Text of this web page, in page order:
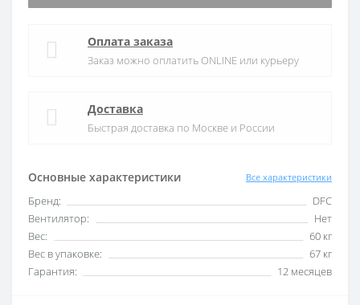
Основные характеристики Все характеристики
Бренд:
DFC
Вентилятор:
Нет
Вес:
60 кг
Вес в упаковке:
67 кг
Гарантия:
12 месяцев
Оплата заказа
Заказ можно оплатить ONLINE или курьеру
Доставка
Быстрая доставка по Москве и России